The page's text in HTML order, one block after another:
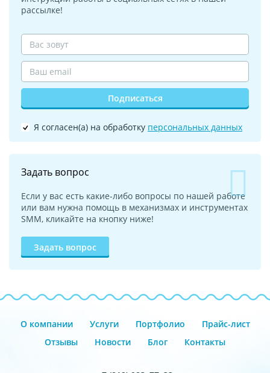
рассылке!
Подписаться
Я согласен(а) на обработку персональных данных
Задать вопрос
Если у вас есть какие-либо вопросы по нашей работе
или вам нужна помощь в механизмах и инструментах
SMM, кликайте на кнопку ниже!
Задать вопрос
О компании Услуги Портфолио
Прайс-лист
Отзывы
Новости Блог Контакты